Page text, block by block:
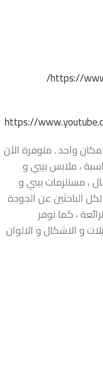
https://
https://
واحد . متوفرة الآن
، ملابس بيبي و
، مستلزمات بيبي و
الباحثين عن الجودة
، كما نوفر
و الاشكال و الالوان